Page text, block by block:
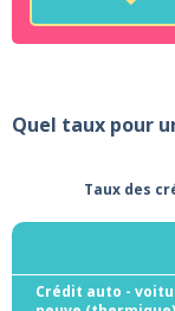
Quel taux pour
Taux des
Crédit auto -